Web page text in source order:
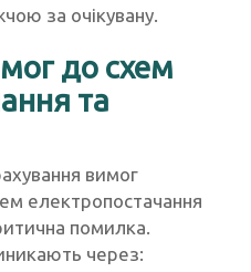
за очікувану.
до схем
та
вимог
електропостачання
помилка.
через: